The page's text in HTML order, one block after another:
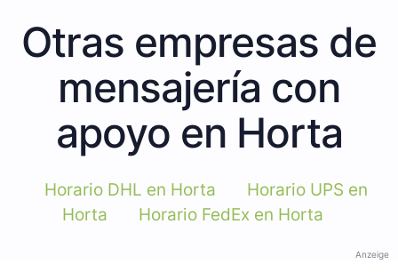
Otras empresas de
mensajería con
apoyo en Horta
Horario DHL en Horta
Horario UPS en
Horta
Horario FedEx en Horta
Anzeige